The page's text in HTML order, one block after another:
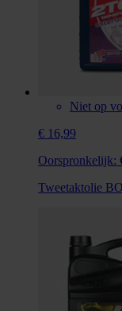
Niet op
€ 16,99
Oorspronkelijk:
Tweetaktolie